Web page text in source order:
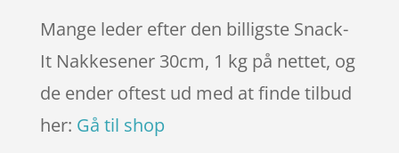
Mange leder efter den billigste Snack-
It Nakkesener 30cm, 1 kg på nettet, og
de ender oftest ud med at finde tilbud
her: Gå til shop